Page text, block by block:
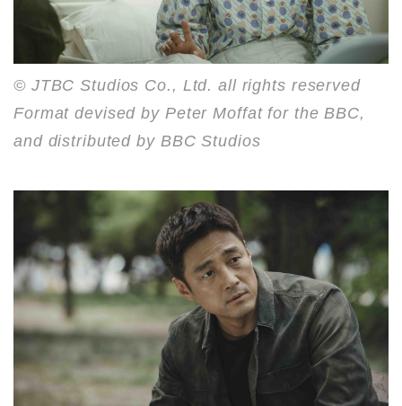
© JTBC Studios Co., Ltd. all rights reserved
Format devised by Peter Moffat for the BBC,
and distributed by BBC Studios